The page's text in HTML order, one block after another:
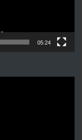
05:24